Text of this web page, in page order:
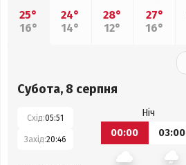
25°
16°
24°
14°
28°
12°
27°
16°
Субота, 8 серпня
Схід:05:51
Захід:20:46
Ніч
00:00
03:00